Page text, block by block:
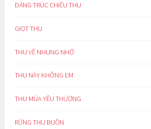
DÁNG TRÚC CHIỀU THU
GIỌT THU
THU VỀ NHUNG NHỚ
THU NÀY KHÔNG EM
THU MÙA YÊU THƯƠNG
RỪNG THU BUỒN